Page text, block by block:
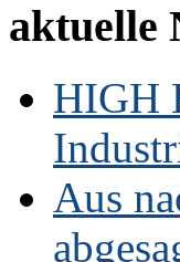
aktuelle
HIGH
Aus